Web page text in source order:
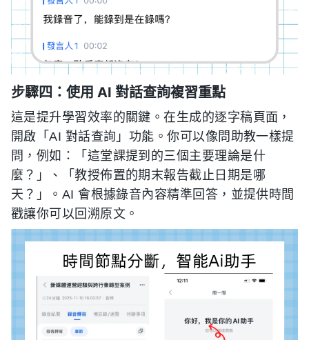
步驟四：使用 AI 對話查詢複習重點
這是提升學習效率的關鍵。在生成的逐字稿頁面，
開啟「AI 對話查詢」功能。你可以像問助教一樣提
問，例如：「這堂課提到的三個主要理論是什
麼？」、「教授佈置的期末報告截止日期是哪
天？」。AI 會根據錄音內容精準回答，並提供時間
戳讓你可以回溯原文。